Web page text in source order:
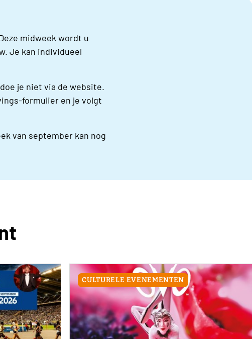
midweek wordt u
Je kan individueel
je niet via de website.
formulier en je volgt
van september kan nog
CULTURELE EVENEMENTEN